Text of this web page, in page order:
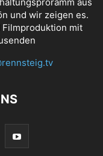
und wir zeigen es.
mit